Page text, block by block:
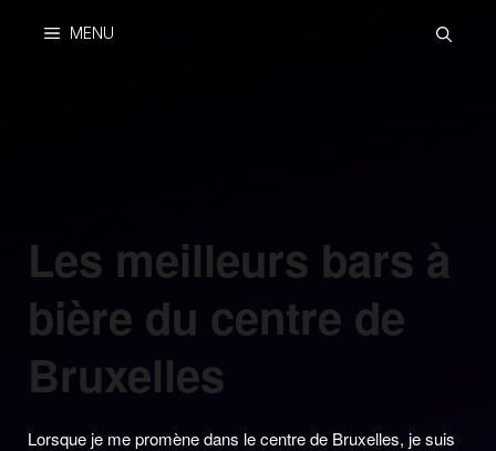
MENU
Les meilleurs bars à
bière du centre de
Bruxelles
Lorsque je me promène dans le centre de Bruxelles, je suis